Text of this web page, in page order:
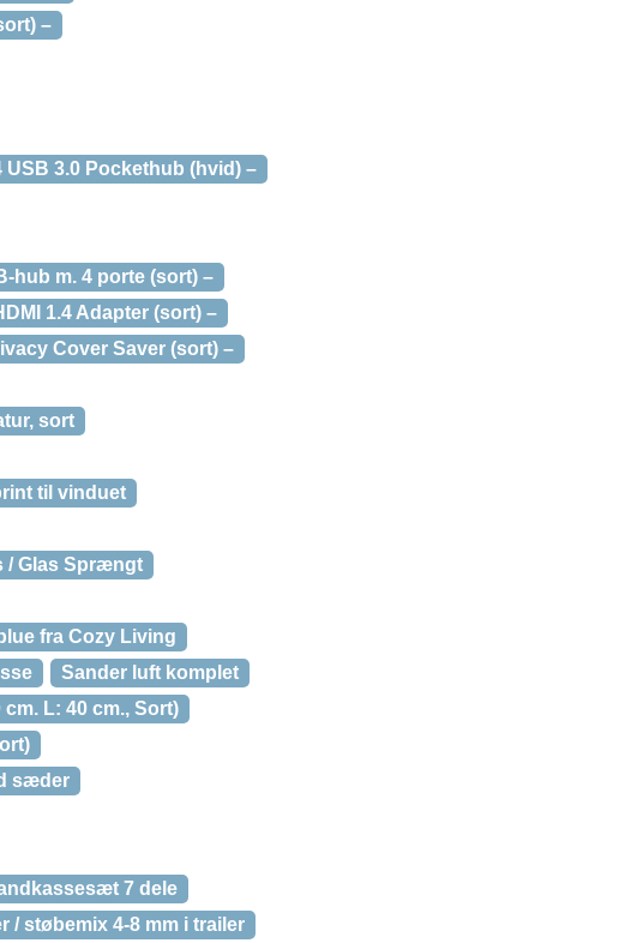
–
USB 3.0 Pockethub (hvid) –
hub m. 4 porte (sort) –
1.4 Adapter (sort) –
Cover Saver (sort) –
sort
til vinduet
/ Glas Sprængt
fra Cozy Living
Sander luft komplet
L: 40 cm., Sort)
sæder
7 dele
/ støbemix 4-8 mm i trailer